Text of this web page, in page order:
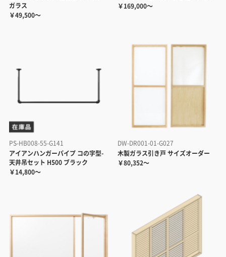
ガラス
￥49,500～
￥169,000～
PS-HB008-55-G141
アイアンハンガーパイプ コの字型-
天井吊セット H500 ブラック
￥14,800～
DW-DR001-01-G027
木製ガラス引き戸 サイズオーダー
￥80,352～